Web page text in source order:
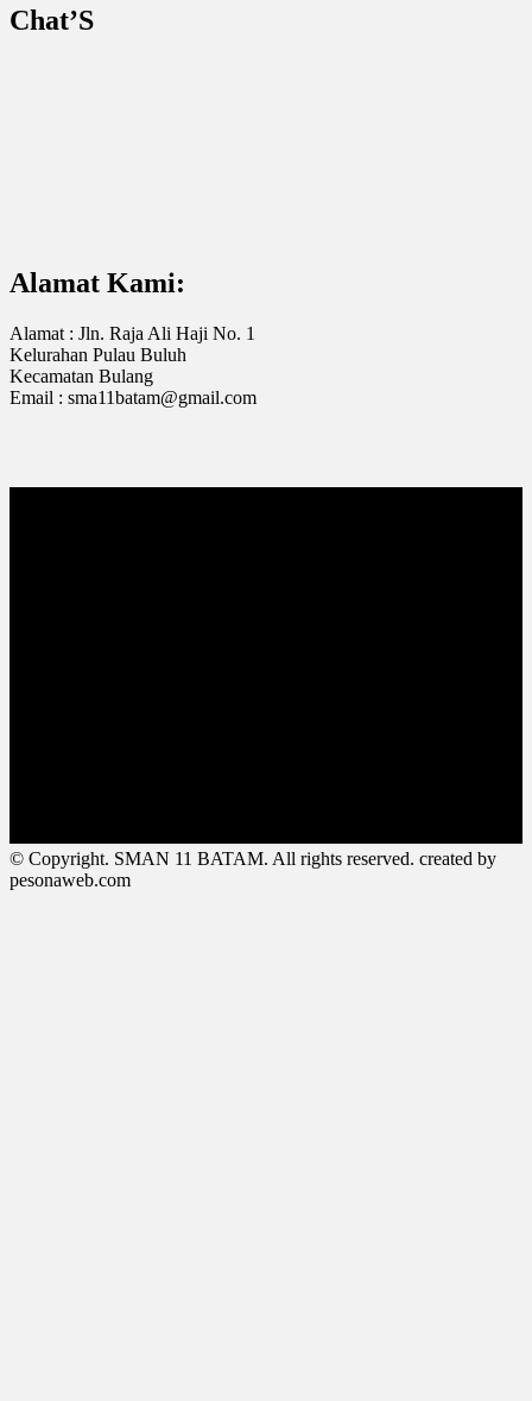
Chat’S
Alamat Kami:
Alamat : Jln. Raja Ali Haji No. 1
Kelurahan Pulau Buluh
Kecamatan Bulang
Email : sma11batam@gmail.com
© Copyright. SMAN 11 BATAM. All rights reserved. created by
pesonaweb.com